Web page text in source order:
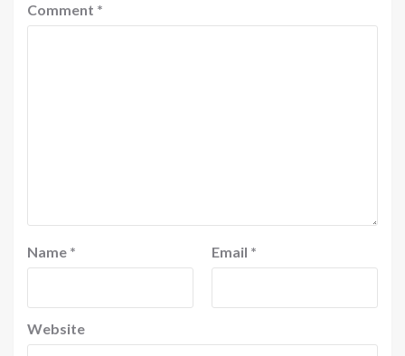
Comment *
Name * Email *
Website